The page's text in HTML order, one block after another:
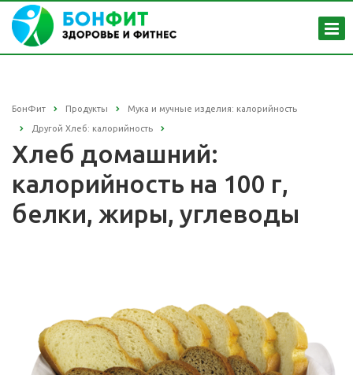
БонФит Продукты Мука и мучные изделия: калорийность
Другой Хлеб: калорийность
Хлеб домашний:
калорийность на 100 г,
белки, жиры, углеводы